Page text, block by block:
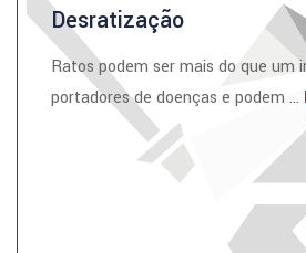
Desratização
Ratos podem ser mais do que um
portadores de doenças e podem ...